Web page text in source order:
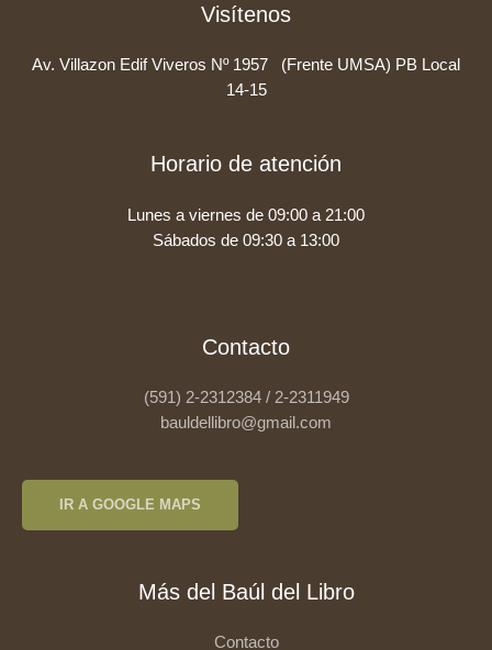
Visítenos
Av. Villazon Edif Viveros Nº 1957 (Frente UMSA) PB Local
14-15
Horario de atención
Lunes a viernes de 09:00 a 21:00
Sábados de 09:30 a 13:00
Contacto
(591) 2-2312384 / 2-2311949
bauldellibro@gmail.com
IR A GOOGLE MAPS
Más del Baúl del Libro
Contacto